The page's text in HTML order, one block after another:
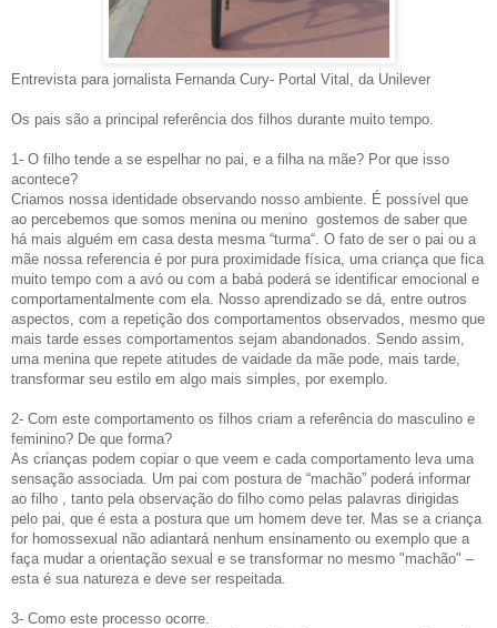
Entrevista para jornalista Fernanda Cury- Portal Vital, da Unilever
Os pais são a principal referência dos filhos durante muito tempo.
1- O filho tende a se espelhar no pai, e a filha na mãe? Por que isso
acontece?
Criamos nossa identidade observando nosso ambiente.
É possível que
ao percebemos que somos menina ou menino gostemos de saber que
há mais alguém em casa desta mesma “turma“. O fato de ser o pai ou a
mãe nossa referencia é por pura proximidade física, uma criança que fica
muito tempo com a avó ou com a babá poderá se identificar emocional e
comportamentalmente com ela. Nosso aprendizado se dá, entre outros
aspectos, com a repetição dos comportamentos observados, mesmo que
mais tarde esses comportamentos sejam abandonados. Sendo assim,
uma menina que repete atitudes de vaidade da mãe pode, mais tarde,
transformar seu estilo em algo mais simples , por exemplo.
2- Com este comportamento os filhos criam a referência do masculino e
feminino? De que forma?
As crianças podem copiar o que veem e cada comportamento leva uma
sensação associada. Um pai com postura de “machão” poderá informar
ao filho
tanto pela observação do filho como pelas palavras dirigidas
pelo pai que é esta a postura que um homem deve ter. Mas se a criança
for homossexual não adiantará nenhum ensinamento ou exemplo que a
faça mudar a orientação sexual e se transformar no mesmo "machão" –
esta é sua natureza e deve ser respeitada.
3- Como este processo ocorre.